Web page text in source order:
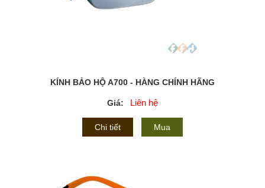
KÍNH BẢO HỘ A700 - HÀNG CHÍNH HÃNG
Giá: Liên hệ
Chi tiết Mua